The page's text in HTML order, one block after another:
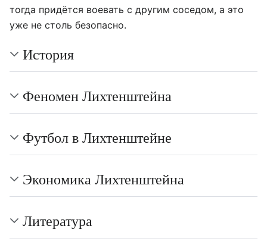
тогда придëтся воевать с другим соседом, а это
уже не столь безопасно.
История
Феномен Лихтенштейна
Футбол в Лихтенштейне
Экономика Лихтенштейна
Литература